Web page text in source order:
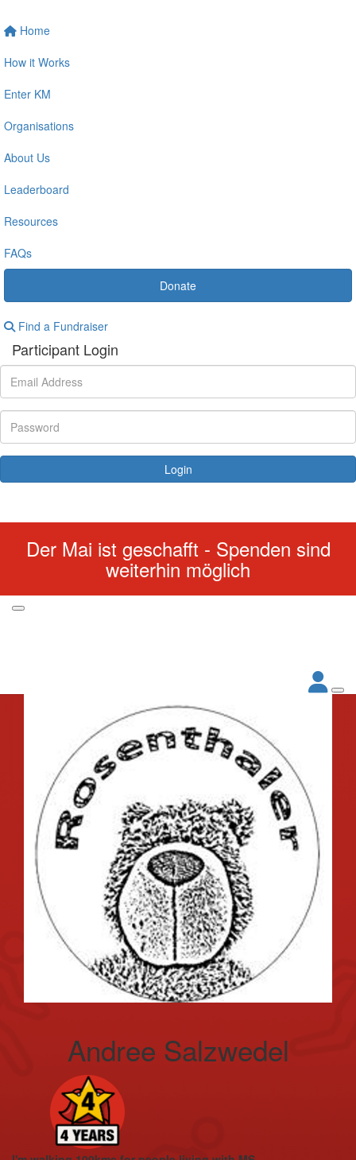
Home
How it Works
Enter KM
Organisations
About Us
Leaderboard
Resources
FAQs
Donate
Find a Fundraiser
Participant Login
Login
Der Mai ist geschafft - Spenden sind
weiterhin möglich
Andree Salzwedel